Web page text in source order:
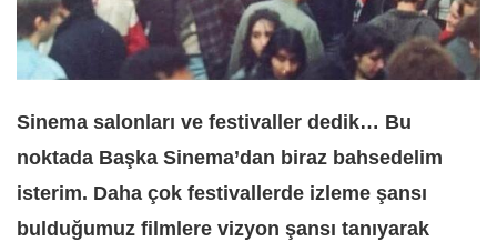
Sinema salonları ve festivaller dedik… Bu
noktada Başka Sinema’dan biraz bahsedelim
isterim. Daha çok festivallerde izleme şansı
bulduğumuz filmlere vizyon şansı tanıyarak